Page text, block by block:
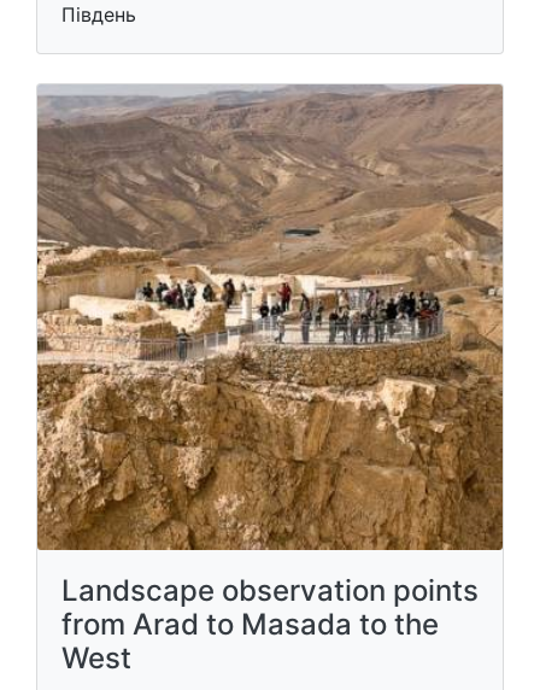
Південь
Landscape observation points
from Arad to Masada to the
West